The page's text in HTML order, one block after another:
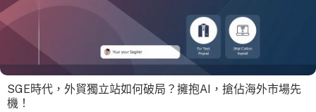
SGE時代，外貿獨立站如何破局？擁抱AI，搶佔海外市場先
機！